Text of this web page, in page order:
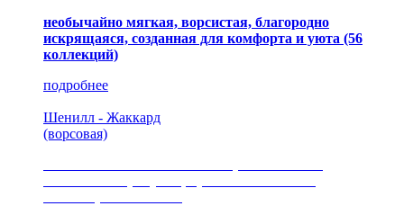
необычайно мягкая, ворсистая, благородно
искрящаяся, созданная для комфорта и уюта (56
коллекций)
подробнее
Шенилл - Жаккард
(ворсовая)